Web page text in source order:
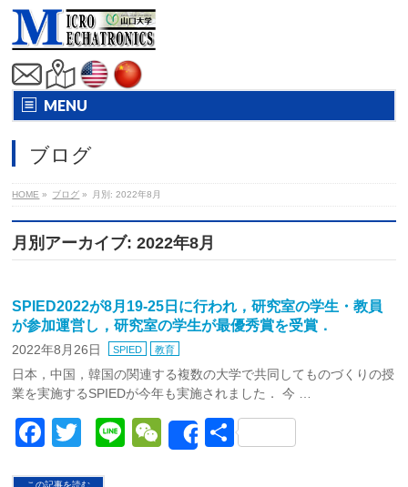
MENU
ブログ
HOME » ブログ » 月別: 2022年8月
月別アーカイブ: 2022年8月
SPIED2022が8月19-25日に行われ，研究室の学生・教員
が参加運営し，研究室の学生が最優秀賞を受賞．
2022年8月26日 SPIED 教育
日本，中国，韓国の関連する複数の大学で共同してものづくりの授
業を実施するSPIEDが今年も実施されました． 今 …
Facebook
Twitter
LineWeChat
ShareShare
この記事を読む